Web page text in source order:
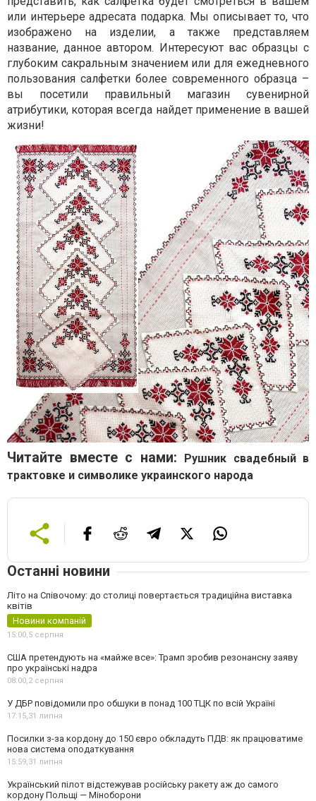
или интерьере адресата подарка. Мы описывает то, что
изображено на изделии, а также представляем
название, данное автором. Интересуют вас образцы с
глубоким сакральным значением или для ежедневного
пользования салфетки более современного образца –
вы посетили правильный магазин сувенирной
атрибутики, которая всегда найдет применение в вашей
жизни!
Читайте вместе с нами:
Рушник свадебный в
трактовке и символике украинского народа
Останні новини
Літо на Співочому: до столиці повертається традиційна виставка
квітів
Новини компаній
15:00,5 серпня
США претендують на «майже все»: Трамп зробив резонансну заяву
про українські надра
08:00,2 серпня
У ДБР повідомили про обшуки в понад 100 ТЦК по всій Україні
17:15,31 липня
Посилки з-за кордону до 150 євро обкладуть ПДВ: як працюватиме
нова система оподаткування
15:59,31 липня
Український пілот відстежував російську ракету аж до самого
кордону Польщі — Міноборони